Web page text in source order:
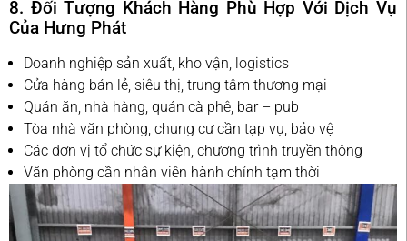
8. Đối Tượng Khách Hàng Phù Hợp Với Dịch Vụ
Của Hưng Phát
Doanh nghiệp sản xuất, kho vận, logistics
Cửa hàng bán lẻ, siêu thị, trung tâm thương mại
Quán ăn, nhà hàng, quán cà phê, bar – pub
Tòa nhà văn phòng, chung cư cần tạp vụ, bảo vệ
Các đơn vị tổ chức sự kiện, chương trình truyền thông
Văn phòng cần nhân viên hành chính tạm thời